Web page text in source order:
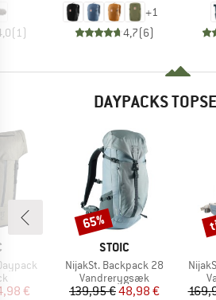
(1 )
+1
4,7(6)
DAYPACKS
pris
€
MÆRKE
STOIC
Artikel
NijakSt. Backpack 28
Produktgruppe
Vandrerygsæk
Pris
139,95 €Nedsat pris
48,98 €
Rabat
65%
Artikel